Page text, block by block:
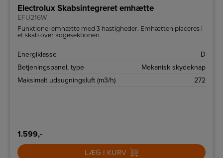
Electrolux Skabsintegreret emhætte
EFU216W
Funktionel emhætte med 3 hastigheder. Emhætten placeres i
et skab over kogesektionen.
Energiklasse
D
Betjeningspanel, type
Mekanisk skydeknap
Maksimalt udsugningsluft (m3/h)
272
1.599,-
LÆG I KURV